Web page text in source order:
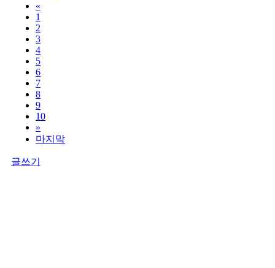
«
1
2
3
4
5
6
7
8
9
10
»
마지막
글쓰기